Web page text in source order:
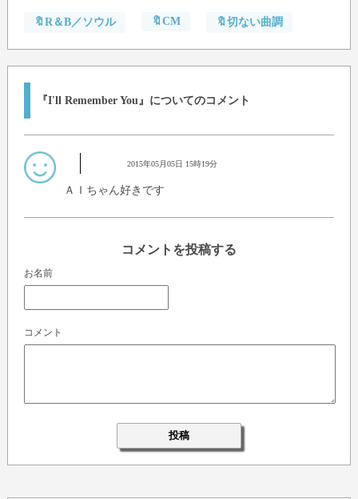
🔖R＆B／ソウル 🔖CM 🔖切ない曲調
『I'll Remember You』についてのコメント
2015年05月05日 15時19分
ＡＩちゃん好きです
コメントを投稿する
お名前
コメント